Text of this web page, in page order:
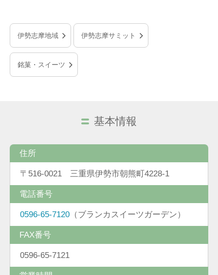
伊勢志摩地域 伊勢志摩サミット
銘菓・スイーツ
基本情報
住所
〒516-0021 三重県伊勢市朝熊町4228-1
電話番号
0596-65-7120 （ブランカスイーツガーデン）
FAX番号
0596-65-7121